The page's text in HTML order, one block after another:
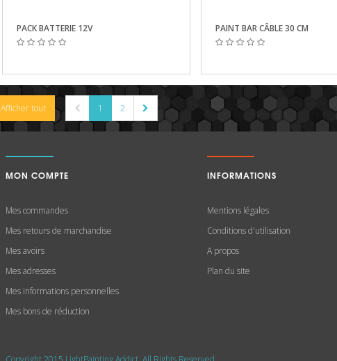
PACK BATTERIE 12V PAINT BAR CÂBLE 30 CM
Afficher tout 1 2
MON COMPTE
Mes commandes
Mes retours de marchandise
Mes avoirs
Mes adresses
Mes informations personnelles
Mes bons de réduction
INFORMATIONS
Mentions légales
Conditions d'utilisation
A propos
Plan du site